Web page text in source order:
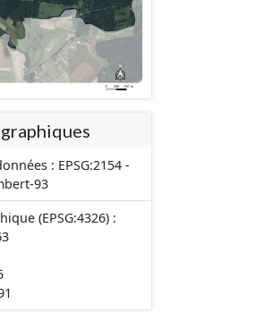
: EPSG:2154 -
93
(EPSG:4326) :